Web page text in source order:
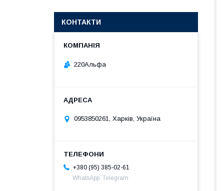
КОНТАКТИ
220Альфа
0953850261, Харків, Україна
+380 (95) 385-02-61
WhatsApp. Telegram